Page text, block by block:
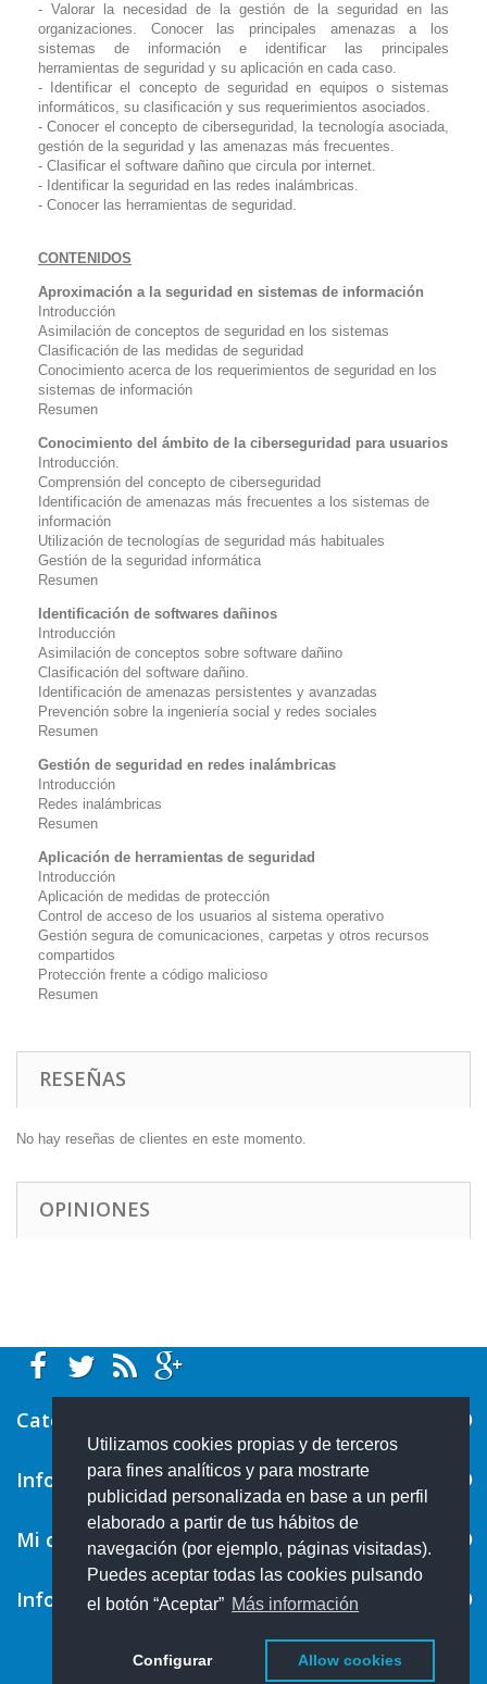
Utilizamos cookies propias y de terceros
para fines analíticos y para mostrarte
publicidad personalizada en base a un perfil
elaborado a partir de tus hábitos de
navegación (por ejemplo, páginas visitadas).
Puedes aceptar todas las cookies pulsando
el botón “Aceptar” Más información
Configurar Allow cookies
- Valorar la necesidad de la gestión de la seguridad en las
organizaciones. Conocer las principales amenazas a los
sistemas de información e identificar las principales
herramientas de seguridad y su aplicación en cada caso.
- Identificar el concepto de seguridad en equipos o sistemas
informáticos, su clasificación y sus requerimientos asociados.
- Conocer el concepto de ciberseguridad, la tecnología asociada,
gestión de la seguridad y las amenazas más frecuentes.
- Clasificar el software dañino que circula por internet.
- Identificar la seguridad en las redes inalámbricas.
- Conocer las herramientas de seguridad.
CONTENIDOS
Aproximación a la seguridad en sistemas de información
Introducción
Asimilación de conceptos de seguridad en los sistemas
Clasificación de las medidas de seguridad
Conocimiento acerca de los requerimientos de seguridad en los
sistemas de información
Resumen
Conocimiento del ámbito de la ciberseguridad para usuarios
Introducción.
Comprensión del concepto de ciberseguridad
Identificación de amenazas más frecuentes a los sistemas de
información
Utilización de tecnologías de seguridad más habituales
Gestión de la seguridad informática
Resumen
Identificación de softwares dañinos
Introducción
Asimilación de conceptos sobre software dañino
Clasificación del software dañino.
Identificación de amenazas persistentes y avanzadas
Prevención sobre la ingeniería social y redes sociales
Resumen
Gestión de seguridad en redes inalámbricas
Introducción
Redes inalámbricas
Resumen
Aplicación de herramientas de seguridad
Introducción
Aplicación de medidas de protección
Control de acceso de los usuarios al sistema operativo
Gestión segura de comunicaciones, carpetas y otros recursos
compartidos
Protección frente a código malicioso
Resumen
RESEÑAS
No hay reseñas de clientes en este momento.
OPINIONES
Categorías
Información
Mi cuenta
Información sobre la tienda